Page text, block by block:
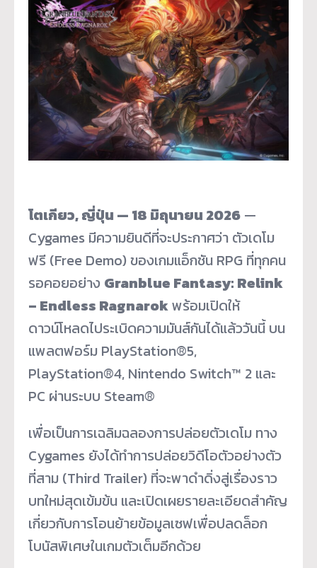
โตเกียว, ญี่ปุ่น — 18 มิถุนายน 2026 —
Cygames มีความยินดีที่จะประกาศว่า ตัวเดโม
ฟรี (Free Demo) ของเกมแอ็กชัน RPG ที่ทุกคน
รอคอยอย่าง Granblue Fantasy: Relink
– Endless Ragnarokพร้อมเปิดให้
ดาวน์โหลดไประเบิดความมันส์กันได้แล้ววันนี้ บน
แพลตฟอร์ม PlayStation®5,
PlayStation®4, Nintendo Switch™ 2 และ
PC ผ่านระบบ Steam®
เพื่อเป็นการเฉลิมฉลองการปล่อยตัวเดโม ทาง
Cygames ยังได้ทำการปล่อยวิดีโอตัวอย่างตัว
ที่สาม (Third Trailer) ที่จะพาดำดิ่งสู่เรื่องราว
บทใหม่สุดเข้มข้น และเปิดเผยรายละเอียดสำคัญ
เกี่ยวกับการโอนย้ายข้อมูลเซฟเพื่อปลดล็อก
โบนัสพิเศษในเกมตัวเต็มอีกด้วย